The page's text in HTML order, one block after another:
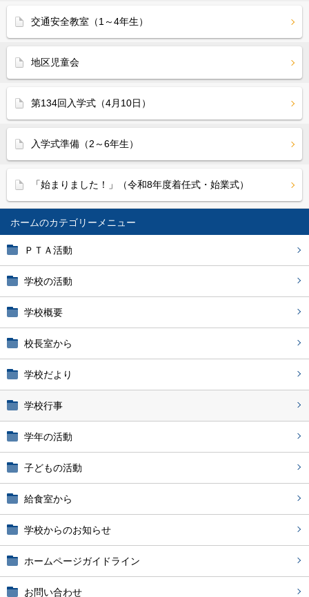
ホーム
ＰＴＡ活動
学校の活動
学校概要
校長室から
学校だより
学校行事
学年の活動
子どもの活動
給食室から
学校からのお知らせ
ホームページガイドライン
お問い合わせ
交通安全教室（1～4年生）
地区児童会
第134回入学式（4月10日）
入学式準備（2～6年生）
「始まりました！」（令和8年度着任式・始業式）